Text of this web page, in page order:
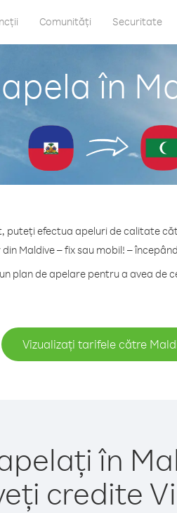
Comunități Securitate
în
puteți efectua apeluri de calitate
Maldive – fix sau mobil! –
plan de apelare pentru a avea de
Vizualizați tarifele către
în
credite